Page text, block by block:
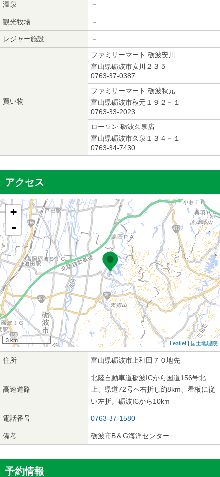
温泉 －
観光牧場 －
レジャー施設 －
買い物
ファミリーマート 砺波安川
富山県砺波市安川２３５
0763-37-0387
ファミリーマート 砺波秋元
富山県砺波市秋元１９２－１
0763-33-2023
ローソン 砺波久泉店
富山県砺波市久泉１３４－１
0763-34-7430
アクセス
+
-
3 km Leaflet| 国土地理院
住所 富山県砺波市上和田７０地先
高速道路
北陸自動車道砺波ICから国道156号北
上、県道72号へ右折し約8km、看板に従
い左折。砺波ICから10km
電話番号 0763-37-1580
備考 砺波市B＆G海洋センター
予約情報